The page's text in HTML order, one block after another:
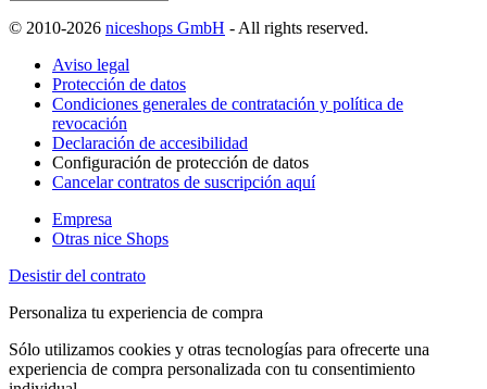
© 2010-2026 niceshops GmbH - All rights reserved.
Aviso legal
Protección de datos
Condiciones generales de contratación y política de
revocación
Declaración de accesibilidad
Configuración de protección de datos
Cancelar contratos de suscripción aquí
Empresa
Otras nice Shops
Desistir del contrato
Personaliza tu experiencia de compra
Sólo utilizamos cookies y otras tecnologías para ofrecerte una
experiencia de compra personalizada con tu consentimiento